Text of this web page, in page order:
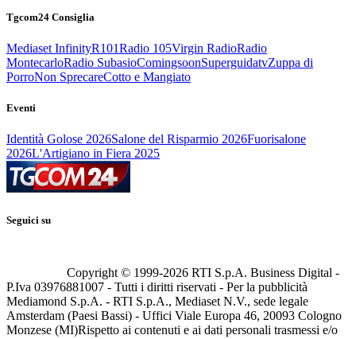
Tgcom24 Consiglia
Mediaset InfinityR101Radio 105Virgin RadioRadio
MontecarloRadio SubasioComingsoonSuperguidatvZuppa di
PorroNon SprecareCotto e Mangiato
Eventi
Identità Golose 2026Salone del Risparmio 2026Fuorisalone
2026L'Artigiano in Fiera 2025
Seguici su
Copyright © 1999-2026 RTI S.p.A. Business Digital -
P.Iva 03976881007 - Tutti i diritti riservati - Per la pubblicità
Mediamond S.p.A. - RTI S.p.A., Mediaset N.V., sede legale
Amsterdam (Paesi Bassi) - Uffici Viale Europa 46, 20093 Cologno
Monzese (MI)Rispetto ai contenuti e ai dati personali trasmessi e/o